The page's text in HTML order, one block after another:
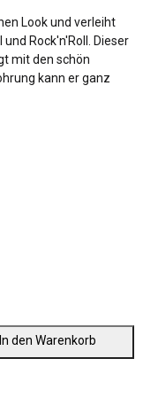
Look und verleiht
Rock'n'Roll. Dieser
mit den schön
kann er ganz
In den Warenkorb